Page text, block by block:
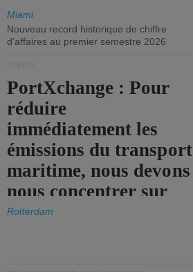
Miami
Nouveau record historique de chiffre
d'affaires au premier semestre 2026
PortXchange : Pour
réduire
immédiatement les
émissions du transport
maritime, nous devons
nous concentrer sur
les ports.
Rotterdam